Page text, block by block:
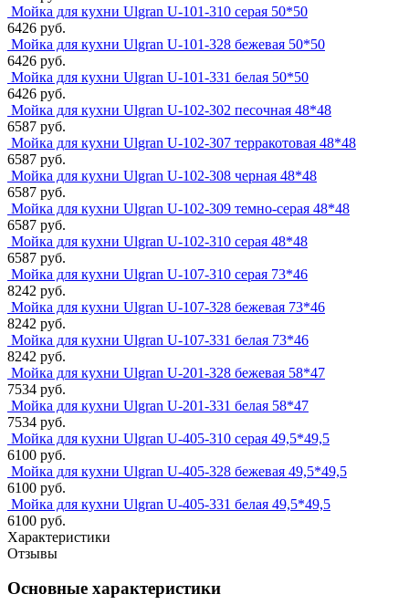
Мойка для кухни Ulgran U-101-310 серая 50*50
6426 руб.
Мойка для кухни Ulgran U-101-328 бежевая 50*50
6426 руб.
Мойка для кухни Ulgran U-101-331 белая 50*50
6426 руб.
Мойка для кухни Ulgran U-102-302 песочная 48*48
6587 руб.
Мойка для кухни Ulgran U-102-307 терракотовая 48*48
6587 руб.
Мойка для кухни Ulgran U-102-308 черная 48*48
6587 руб.
Мойка для кухни Ulgran U-102-309 темно-серая 48*48
6587 руб.
Мойка для кухни Ulgran U-102-310 серая 48*48
6587 руб.
Мойка для кухни Ulgran U-107-310 серая 73*46
8242 руб.
Мойка для кухни Ulgran U-107-328 бежевая 73*46
8242 руб.
Мойка для кухни Ulgran U-107-331 белая 73*46
8242 руб.
Мойка для кухни Ulgran U-201-328 бежевая 58*47
7534 руб.
Мойка для кухни Ulgran U-201-331 белая 58*47
7534 руб.
Мойка для кухни Ulgran U-405-310 серая 49,5*49,5
6100 руб.
Мойка для кухни Ulgran U-405-328 бежевая 49,5*49,5
6100 руб.
Мойка для кухни Ulgran U-405-331 белая 49,5*49,5
6100 руб.
Характеристики
Отзывы
Основные характеристики